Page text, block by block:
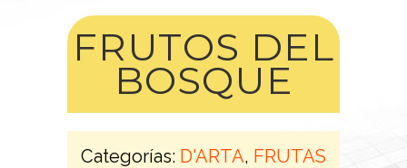
FRUTOS DEL
BOSQUE
Categorías: D'ARTA, FRUTAS